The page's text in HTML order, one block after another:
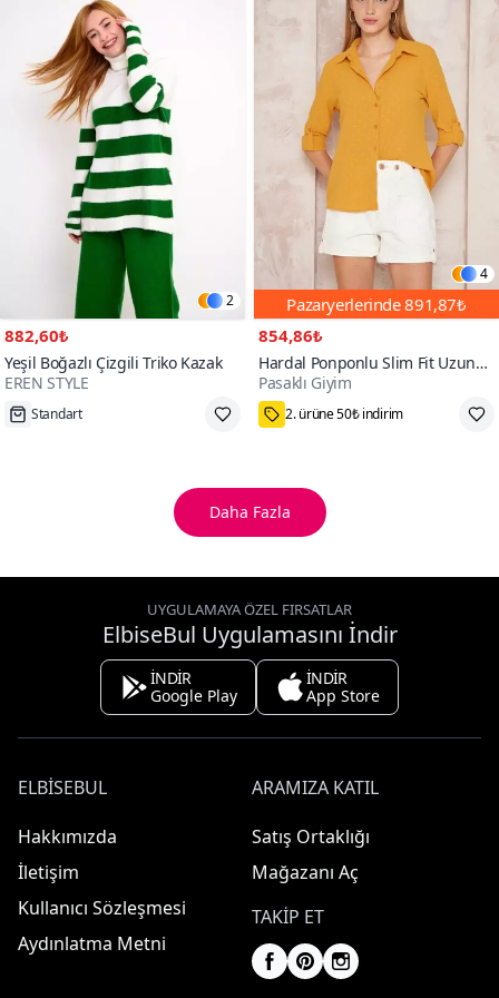
2
882,60₺
Yeşil Boğazlı Çizgili Triko Kazak
EREN STYLE
Tükenmek Üzere
4
Pazaryerlerinde891,87₺
854,86₺
Hardal Ponponlu Slim Fit Uzun
Kollu Gömlek
Pasaklı Giyim
75₺ Kupon Fırsatı
Daha Fazla
UYGULAMAYA ÖZEL FIRSATLAR
ElbiseBul Uygulamasını İndir
İNDİR
Google Play
İNDİR
App Store
ELBISEBUL
Hakkımızda
İletişim
Kullanıcı Sözleşmesi
Aydınlatma Metni
ARAMIZA KATIL
Satış Ortaklığı
Mağazanı Aç
TAKIP ET